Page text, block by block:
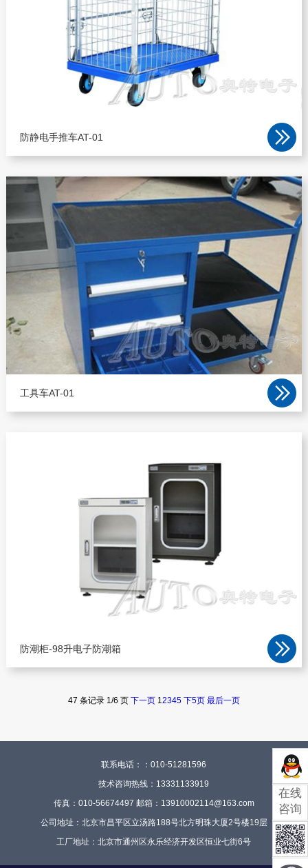
防静电手推车AT-01
工具车AT-01
防潮柜-98升电子防潮箱
47 条记录 1/6 页 下一页 12345 下5页 最后一页
联系电话：：010-51281596
技术咨询热线：13331133919
传真：010-56674497 邮箱：13910002114@163.com
公司地址：北京市昌平区立汤路188号北方明珠大厦2号楼19层
工厂地址：北京市通州区永乐经济开发区恒业七街6号
在线
咨询